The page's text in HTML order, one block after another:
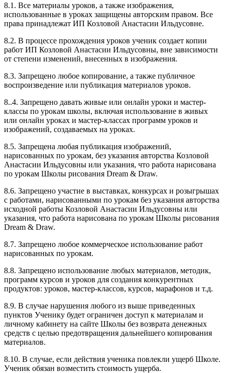
8.1. Все материалы уроков, а также изображения,
использованные в уроках защищены авторским правом. Все
права принадлежат ИП Козловой Анастасии Ильдусовне.
8.2. В процессе прохождения уроков ученик создает копии
работ ИП Козловой Анастасии Ильдусовны, вне зависимости
от степени изменений, внесенных в изображения.
8.3. Запрещено любое копирование, а также публичное
воспроизведение или публикация материалов уроков.
8..4. Запрещено давать живые или онлайн уроки и мастер-
классы по урокам школы, включая использование в живых
или онлайн уроках и мастер-классах программ уроков и
изображений, создаваемых на уроках.
8.5. Запрещена любая публикация изображений,
нарисованных по урокам, без указания авторства Козловой
Анастасии Ильдусовны или указания, что работа нарисована
по урокам Школы рисования Dream & Draw.
8.6. Запрещено участие в выставках, конкурсах и розыгрышах
с работами, нарисованными по урокам без указания авторства
исходной работы Козловой Анастасии Ильдусовны или
указания, что работа нарисована по урокам Школы рисования
Dream & Draw.
8.7. Запрещено любое коммерческое использование работ
нарисованных по урокам.
8.8. Запрещено использование любых материалов, методик,
программ курсов и уроков для создания конкурентных
продуктов: уроков, мастер-классов, курсов, марафонов и т.д.
8.9. В случае нарушения любого из выше приведенных
пунктов Ученику будет ограничен доступ к материалам и
личному кабинету на сайте Школы без возврата денежных
средств с целью предотвращения дальнейшего копирования
материалов.
8.10. В случае, если действия ученика повлекли ущерб Школе.
Ученик обязан возместить стоимость ущерба.